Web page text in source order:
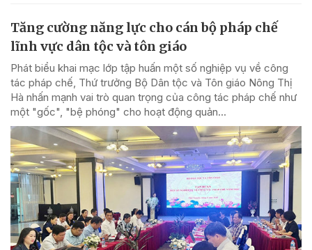
Tăng cường năng lực cho cán bộ pháp chế
lĩnh vực dân tộc và tôn giáo
Phát biểu khai mạc lớp tập huấn một số nghiệp vụ về công
tác pháp chế, Thứ trưởng Bộ Dân tộc và Tôn giáo Nông Thị
Hà nhấn mạnh vai trò quan trọng của công tác pháp chế như
một "gốc", "bệ phóng" cho hoạt động quản...